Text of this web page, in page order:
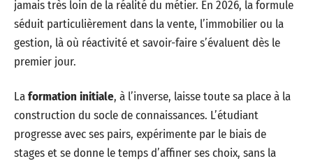
jamais très loin de la réalité du métier. En 2026, la formule
séduit particulièrement dans la vente, l’immobilier ou la
gestion, là où réactivité et savoir-faire s’évaluent dès le
premier jour.
Laformation initiale, à l’inverse, laisse toute sa place à la
construction du socle de connaissances. L’étudiant
progresse avec ses pairs, expérimente par le biais de
stages et se donne le temps d’affiner ses choix, sans la